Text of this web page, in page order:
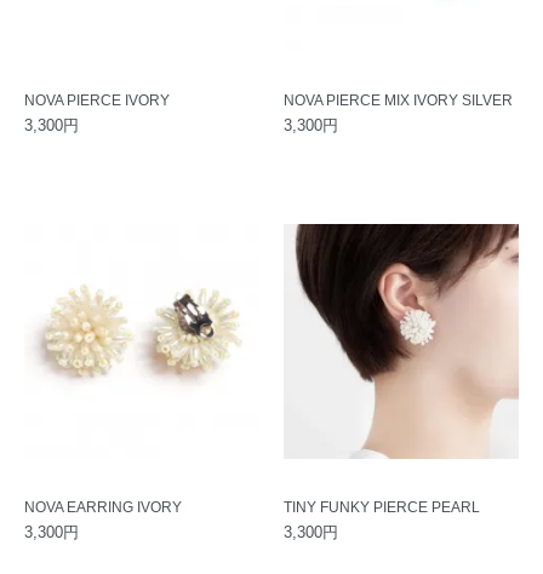
NOVA PIERCE IVORY
3,300円
NOVA PIERCE MIX IVORY SILVER
3,300円
NOVA EARRING IVORY
3,300円
TINY FUNKY PIERCE PEARL
3,300円